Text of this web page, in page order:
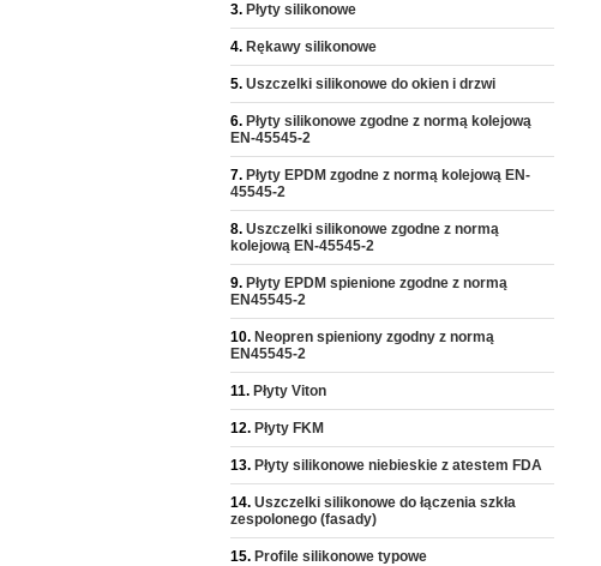
Płyty silikonowe
Rękawy silikonowe
Uszczelki silikonowe do okien i drzwi
Płyty silikonowe zgodne z normą kolejową
EN-45545-2
Płyty EPDM zgodne z normą kolejową EN-
45545-2
Uszczelki silikonowe zgodne z normą
kolejową EN-45545-2
Płyty EPDM spienione zgodne z normą
EN45545-2
Neopren spieniony zgodny z normą
EN45545-2
Płyty Viton
Płyty FKM
Płyty silikonowe niebieskie z atestem FDA
Uszczelki silikonowe do łączenia szkła
zespolonego (fasady)
Profile silikonowe typowe